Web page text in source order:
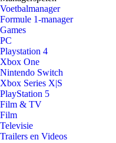
Voetbalmanager
Formule 1-manager
Games
PC
Playstation 4
Xbox One
Nintendo Switch
Xbox Series X|S
PlayStation 5
Film & TV
Film
Televisie
Trailers en Videos